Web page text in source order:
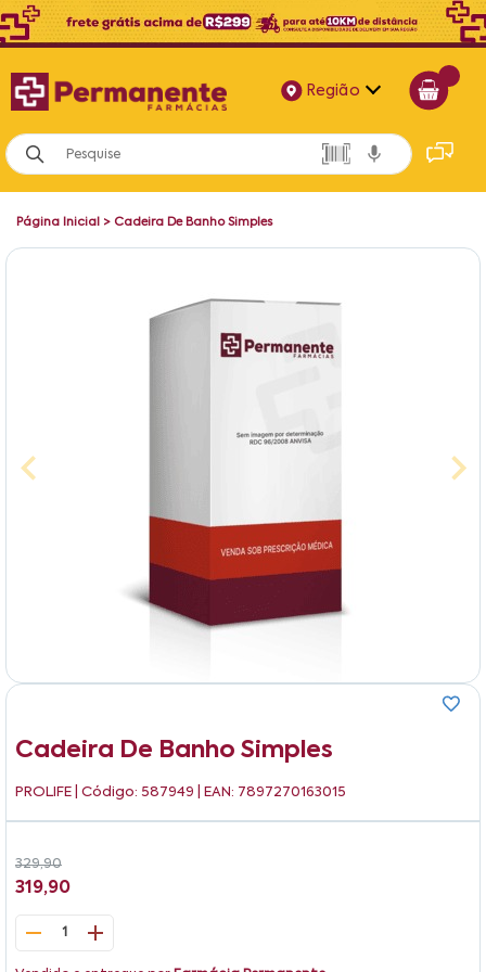
Região
Alagoas
Bahia
Página Inicial > Cadeira De Banho Simples
Cadeira De Banho Simples
PROLIFE | Código: 587949 | EAN: 7897270163015
329,90
319,90
1